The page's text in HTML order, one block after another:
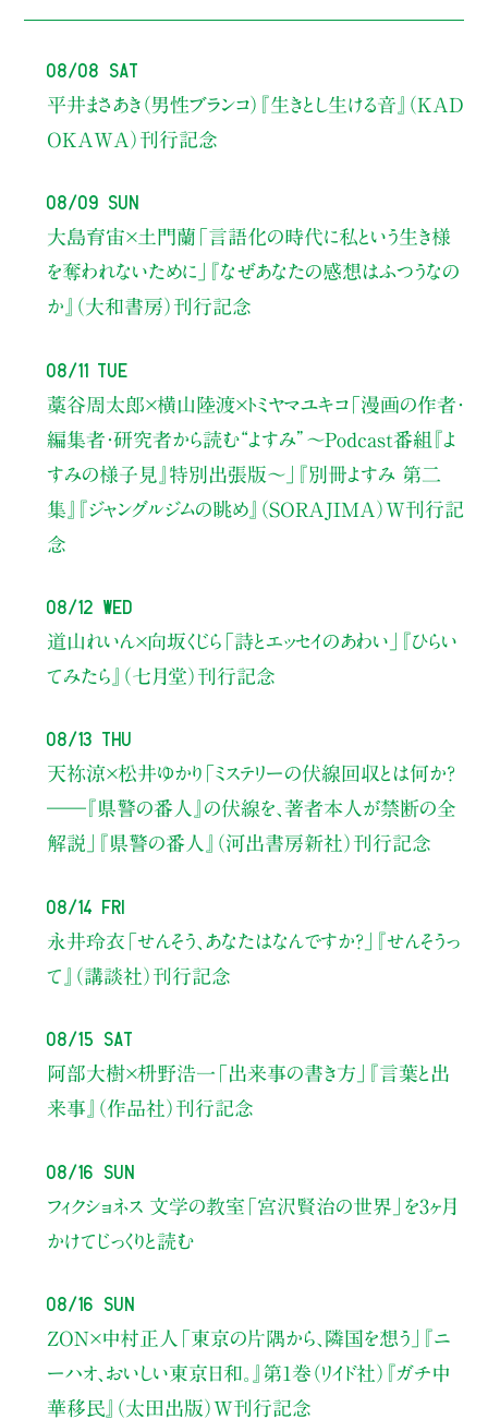
08/08 Sat
平井まさあき（男性ブランコ） 『生きとし生ける音』（KAD
OKAWA）刊行記念
08/09 Sun
大島育宙×土門蘭 「言語化の時代に私という生き様
を奪われないために」
『なぜあなたの感想はふつうなの
か』（大和書房）刊行記念
08/11 Tue
藁谷周太郎×横山陸渡×トミヤマユキコ「漫画の作者・
編集者・研究者から読む“よすみ” 〜Podcast番組『よ
すみの様子見』特別出張版〜」
『別冊よすみ 第二
集』『ジャングルジムの眺め』（SORAJIMA）W刊行記
念
08/12 Wed
道山れいん×向坂くじら 「詩とエッセイのあわい」
『ひらい
てみたら』（七月堂）刊行記念
08/13 Thu
天祢涼×松井ゆかり 「ミステリーの伏線回収とは何か？
――『県警の番人』の伏線を、著者本人が禁断の全
解説」
『県警の番人』（河出書房新社）刊行記念
08/14 Fri
永井玲衣 「せんそう、あなたはなんですか？」
『せんそうっ
て』（講談社）刊行記念
08/15 Sat
阿部大樹×枡野浩一 「出来事の書き方」
『言葉と出
来事』（作品社）刊行記念
08/16 Sun
フィクショネス 文学の教室 「宮沢賢治の世界」を3ヶ月
かけてじっくりと読む
08/16 Sun
ZON×中村正人 「東京の片隅から、隣国を想う」
『ニ
ーハオ、おいしい東京日和。』第1巻（リイド社） 『ガチ中
華移民』（太田出版）W刊行記念